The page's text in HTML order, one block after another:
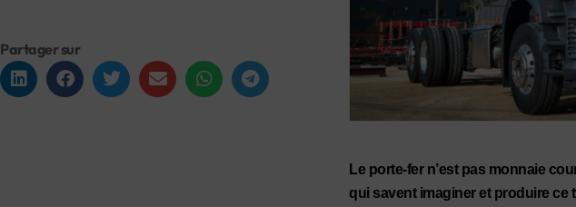
Partager sur
Le porte-fer n’est pas monnaie
qui savent imaginer et produire